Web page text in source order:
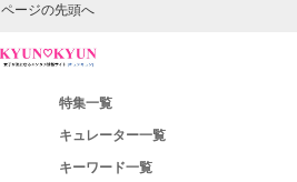
ページの先頭へ
特集一覧
キュレーター一覧
キーワード一覧